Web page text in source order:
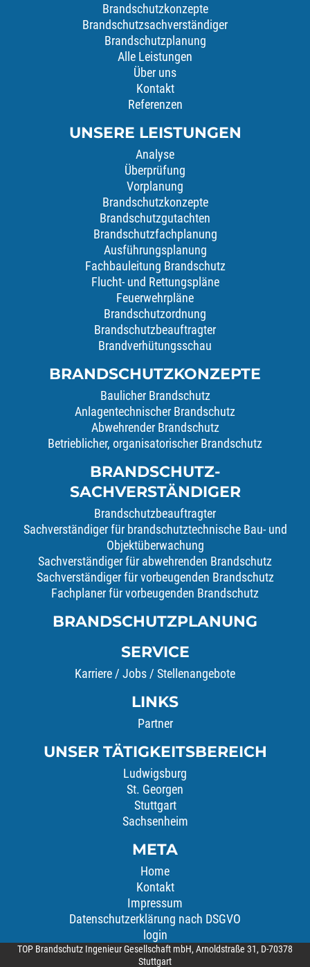
Brandschutzkonzepte
Brandschutzsachverständiger
Brandschutzplanung
Alle Leistungen
Über uns
Kontakt
Referenzen
UNSERE LEISTUNGEN
Analyse
Überprüfung
Vorplanung
Brandschutzkonzepte
Brandschutzgutachten
Brandschutzfachplanung
Ausführungsplanung
Fachbauleitung Brandschutz
Flucht- und Rettungspläne
Feuerwehrpläne
Brandschutzordnung
Brandschutzbeauftragter
Brandverhütungsschau
BRANDSCHUTZKONZEPTE
Baulicher Brandschutz
Anlagentechnischer Brandschutz
Abwehrender Brandschutz
Betrieblicher, organisatorischer Brandschutz
BRANDSCHUTZ-
SACHVERSTÄNDIGER
Brandschutzbeauftragter
Sachverständiger für brandschutztechnische Bau- und
Objektüberwachung
Sachverständiger für abwehrenden Brandschutz
Sachverständiger für vorbeugenden Brandschutz
Fachplaner für vorbeugenden Brandschutz
BRANDSCHUTZPLANUNG
SERVICE
Karriere / Jobs / Stellenangebote
LINKS
Partner
UNSER TÄTIGKEITSBEREICH
Ludwigsburg
St. Georgen
Stuttgart
Sachsenheim
META
Home
Kontakt
Impressum
Datenschutzerklärung nach DSGVO
login
TOP Brandschutz Ingenieur Gesellschaft mbH, Arnoldstraße 31, D-70378
Stuttgart